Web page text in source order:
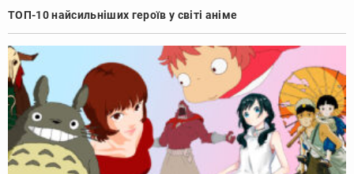
ТОП-10 найсильніших героїв у світі аніме